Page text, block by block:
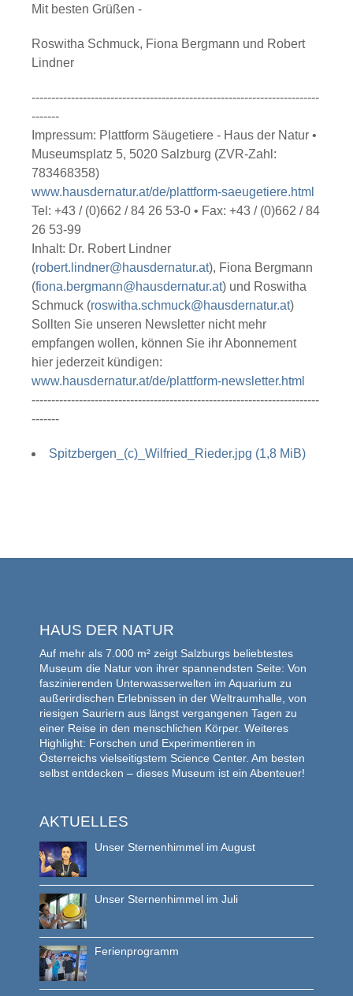
Mit besten Grüßen -
Roswitha Schmuck, Fiona Bergmann und Robert
Lindner
-------------------------------------------------------------------------
-------
Impressum: Plattform Säugetiere - Haus der Natur •
Museumsplatz 5, 5020 Salzburg (ZVR-Zahl:
783468358)
www.hausdernatur.at/de/plattform-saeugetiere.html
Tel: +43 / (0)662 / 84 26 53-0 • Fax: +43 / (0)662 / 84
26 53-99
Inhalt: Dr. Robert Lindner
(robert.lindner@hausdernatur.at), Fiona Bergmann
(fiona.bergmann@hausdernatur.at) und Roswitha
Schmuck (roswitha.schmuck@hausdernatur.at)
Sollten Sie unseren Newsletter nicht mehr
empfangen wollen, können Sie ihr Abonnement
hier jederzeit kündigen:
www.hausdernatur.at/de/plattform-newsletter.html
-------------------------------------------------------------------------
-------
Spitzbergen_(c)_Wilfried_Rieder.jpg (1,8 MiB)
HAUS DER NATUR
Auf mehr als 7.000 m² zeigt Salzburgs beliebtestes
Museum die Natur von ihrer spannendsten Seite: Von
faszinierenden Unterwasserwelten im Aquarium zu
außerirdischen Erlebnissen in der Weltraumhalle, von
riesigen Sauriern aus längst vergangenen Tagen zu
einer Reise in den menschlichen Körper. Weiteres
Highlight: Forschen und Experimentieren in
Österreichs vielseitigstem Science Center. Am besten
selbst entdecken – dieses Museum ist ein Abenteuer!
AKTUELLES
Unser Sternenhimmel im August
Unser Sternenhimmel im Juli
Ferienprogramm